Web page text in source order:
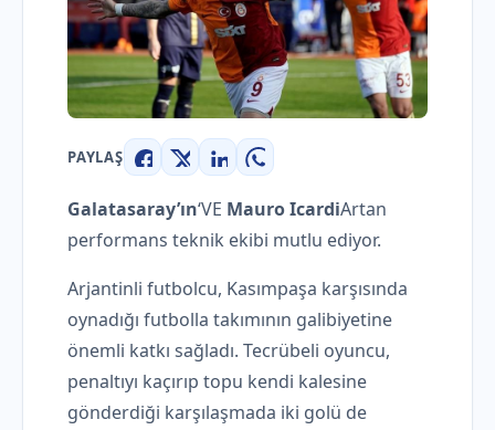
PAYLAŞ
Facebook
X LinkedInWhatsApp
Galatasaray’ın‘VE Mauro IcardiArtan
performans teknik ekibi mutlu ediyor.
Arjantinli futbolcu, Kasımpaşa karşısında
oynadığı futbolla takımının galibiyetine
önemli katkı sağladı. Tecrübeli oyuncu,
penaltıyı kaçırıp topu kendi kalesine
gönderdiği karşılaşmada iki golü de